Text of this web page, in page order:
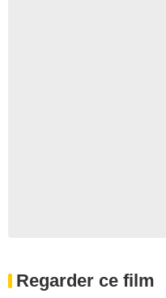
Regarder ce film